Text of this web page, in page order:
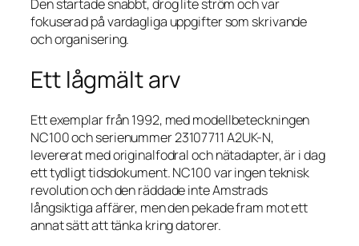
Den startade snabbt, drog lite ström och var
fokuserad på vardagliga uppgifter som skrivande
och organisering.
Ett lågmält arv
Ett exemplar från 1992, med modellbeteckningen
NC100 och serienummer 23107711 A2UK-N,
levererat med originalfodral och nätadapter, är i dag
ett tydligt tidsdokument. NC100 var ingen teknisk
revolution och den räddade inte Amstrads
långsiktiga affärer, men den pekade fram mot ett
annat sätt att tänka kring datorer.